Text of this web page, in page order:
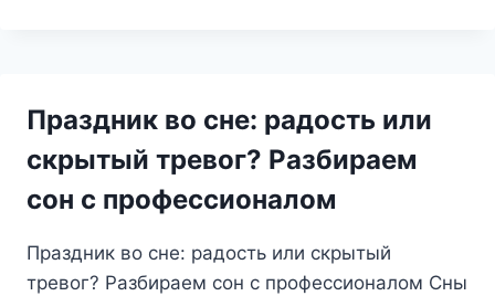
СОБОЙ
ЗАГАДОЧНЫЙ
ОБРАЗ?
Праздник во сне: радость или
скрытый тревог? Разбираем
сон с профессионалом
Праздник во сне: радость или скрытый
тревог? Разбираем сон с профессионалом Сны